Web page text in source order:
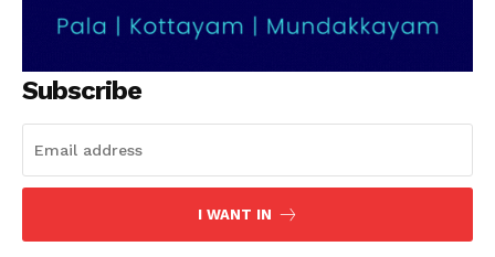
Subscribe
I WANT IN